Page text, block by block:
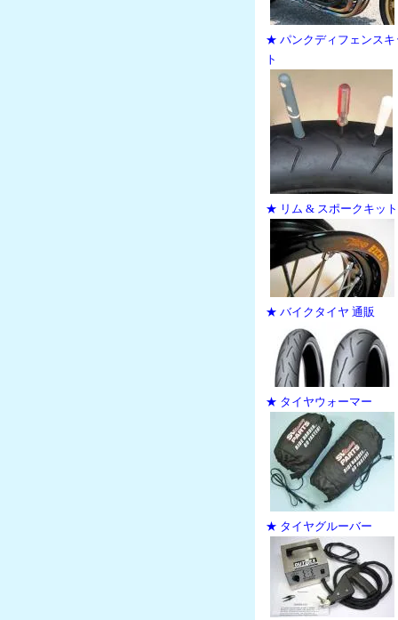
★ パンクディフェンスキ
ト
★ リム & スポークキット
★ バイクタイヤ 通販
★ タイヤウォーマー
★ タイヤグルーバー